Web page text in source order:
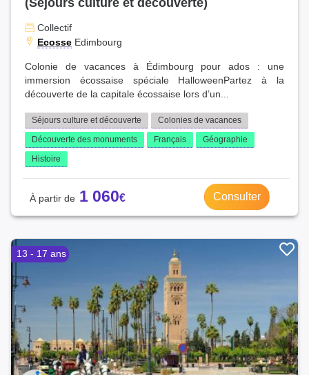
Collectif
Ecosse Edimbourg
Colonie de vacances à Édimbourg pour ados : une
immersion écossaise spéciale HalloweenPartez à la
découverte de la capitale écossaise lors d’un...
Séjours culture et découverte
Colonies de vacances
Découverte des monuments
Français
Géographie
Histoire
1 060 Consulter
13 - 17 ans